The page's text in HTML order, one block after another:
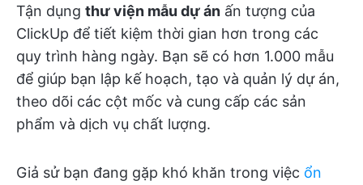
Tận dụng thư viện mẫu dự án ấn tượng của
ClickUp để tiết kiệm thời gian hơn trong các
quy trình hàng ngày. Bạn sẽ có hơn 1.000 mẫu
để giúp bạn lập kế hoạch, tạo và quản lý dự án,
theo dõi các cột mốc và cung cấp các sản
phẩm và dịch vụ chất lượng.
Giả sử bạn đang gặp khó khăn trong việc ổn